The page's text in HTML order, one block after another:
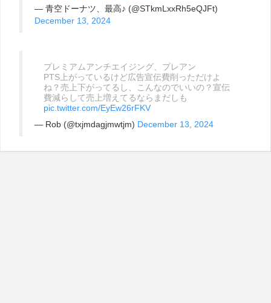
— 青空ドーナツ、最高♪ (@STkmLxxRh5eQJFt)
December 13, 2024
プレミアムアンチエイジング、プレアン
PTS上がっているけど広告宣伝費削っただけよ
ね？売上下がってるし、こんなのでいいの？宣伝
費減らして売上増えてるならまだしも
pic.twitter.com/EyEw26rFKV
— Rob (@txjmdagjmwtjm) December 13, 2024